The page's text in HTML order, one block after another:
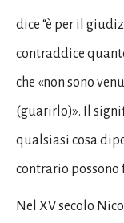
dice “è per il
contraddice
che «non sono
(guarirlo)». Il
qualsiasi cosa
contrario possono
Nel XV secolo